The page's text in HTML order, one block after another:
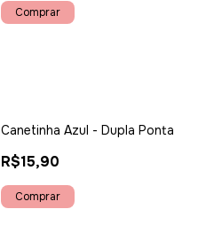
Canetinha Azul - Dupla Ponta
R$15,90